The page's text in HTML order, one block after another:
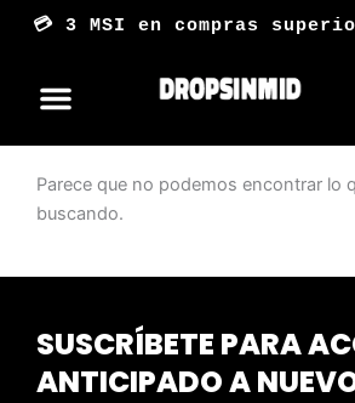
💳 3 MSI en compras
Parece que no podemos encontrar lo
buscando.
SUSCRÍBETE PARA
ANTICIPADO A